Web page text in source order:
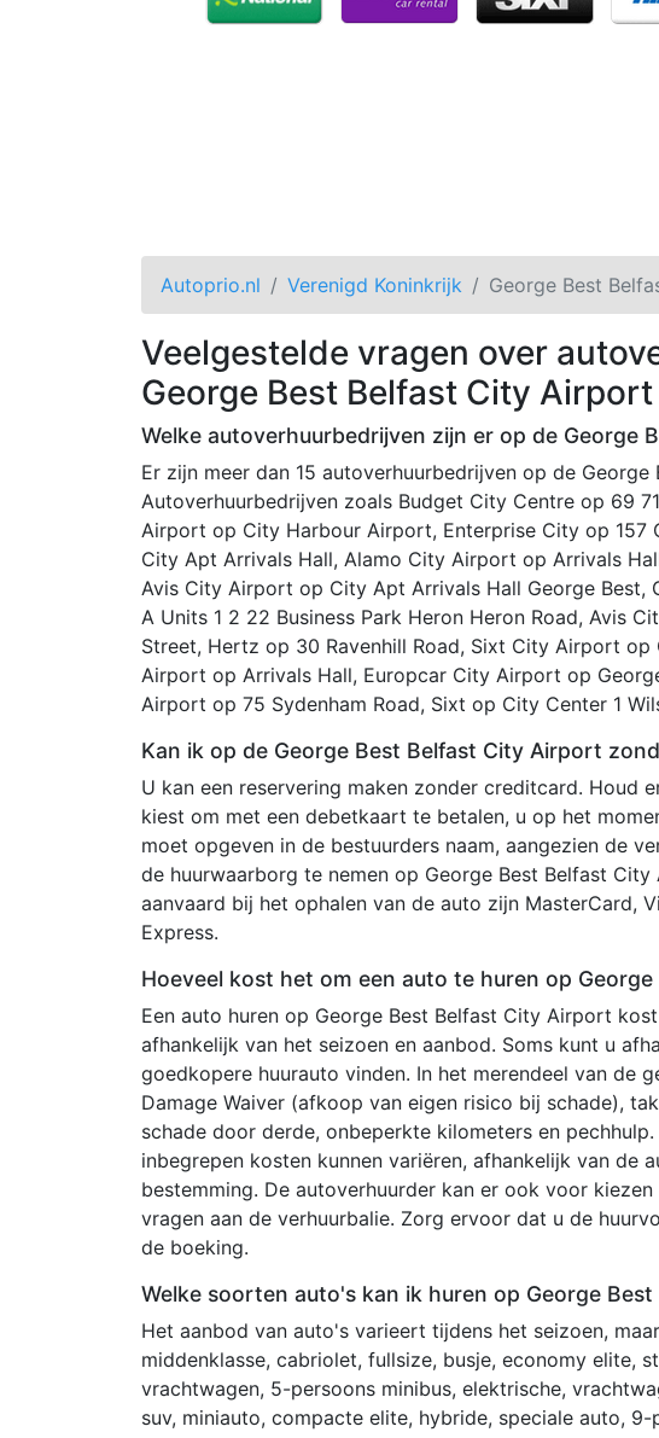
Autoprio.nl Verenigd Koninkrijk George Best
Veelgestelde vragen over
George Best Belfast City Airport
Welke autoverhuurbedrijven zijn er op de George
Er zijn meer dan 15 autoverhuurbedrijven op de
Autoverhuurbedrijven zoals Budget City Centre op 69
Airport op City Harbour Airport, Enterprise City op
City Apt Arrivals Hall, Alamo City Airport op Arrivals
Avis City Airport op City Apt Arrivals Hall George Best,
A Units 1 2 22 Business Park Heron Heron Road, Avis
Street, Hertz op 30 Ravenhill Road, Sixt City Airport op
Airport op Arrivals Hall, Europcar City Airport op
Airport op 75 Sydenham Road, Sixt op City Center 1
Kan ik op de George Best Belfast City Airport
U kan een reservering maken zonder creditcard. Houd
kiest om met een debetkaart te betalen, u op het
moet opgeven in de bestuurders naam, aangezien de
de huurwaarborg te nemen op George Best Belfast
aanvaard bij het ophalen van de auto zijn MasterCard,
Express.
Hoeveel kost het om een auto te huren op
Een auto huren op George Best Belfast City Airport
afhankelijk van het seizoen en aanbod. Soms kunt u
goedkopere huurauto vinden. In het merendeel van de
Damage Waiver (afkoop van eigen risico bij schade),
schade door derde, onbeperkte kilometers en
inbegrepen kosten kunnen variëren, afhankelijk van de
bestemming. De autoverhuurder kan er ook voor
vragen aan de verhuurbalie. Zorg ervoor dat u de
de boeking.
Welke soorten auto's kan ik huren op George
Het aanbod van auto's varieert tijdens het seizoen,
middenklasse, cabriolet, fullsize, busje, economy elite,
vrachtwagen, 5-persoons minibus, elektrische,
suv, miniauto, compacte elite, hybride, speciale auto,